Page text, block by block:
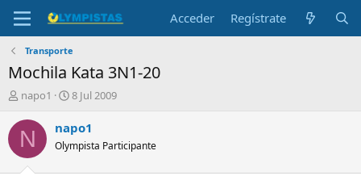
Acceder Regístrate
Transporte
Mochila Kata 3N1-20
I
i
c
a
napo1
F
c
h
a
8 Jul 2009
N napo1
Olympista Participante